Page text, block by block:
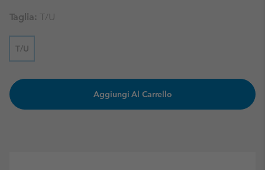
Taglia: T/U
T/U
Aggiungi Al Carrello